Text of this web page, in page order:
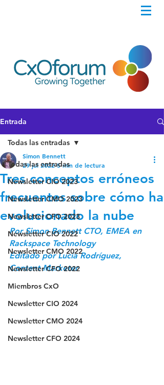
Entrada
Todas las entradas
Newsletter CIO 2023
Newsletter CMO 2023
Newsletter CFO 2023
Newsletter CIO 2022
Newsletter CMO 2022
Newsletter CFO 2022
Miembros CxO
Newsletter CIO 2024
Newsletter CMO 2024
Newsletter CFO 2024
Todas las entradas
Tres conceptos erróneos
frecuentes sobre cómo ha
evolucionado la nube
Simon Bennett
29 jul 2022 5 min de lectura
Por Simon Bennett CTO, EMEA en
Rackspace Technology
Editado por Lucía Rodríguez,
Content Marketer